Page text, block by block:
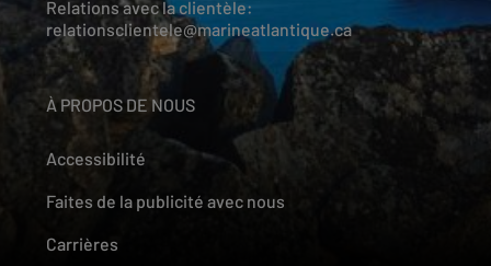
Relations avec la clientèle:
relationsclientele@marineatlantique.ca
À PROPOS DE NOUS
Accessibilité
Faites de la publicité avec nous
Carrières